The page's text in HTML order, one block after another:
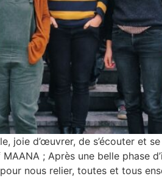
joie d’œuvrer, de s’écouter et
; Après une belle phase
nous relier, toutes et tous